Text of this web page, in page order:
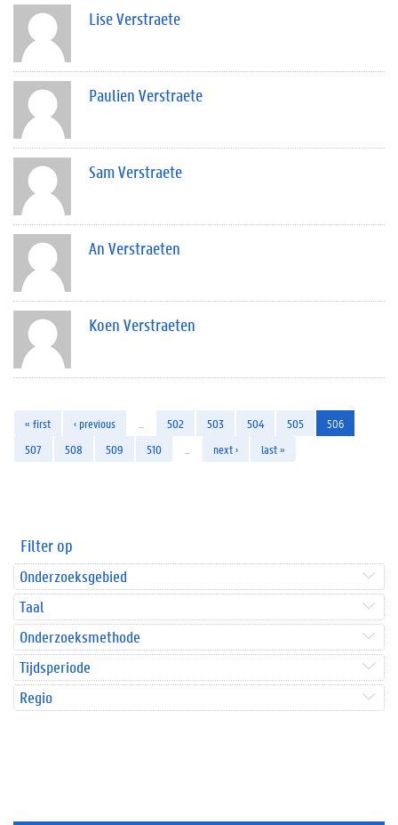
Lise Verstraete
Paulien Verstraete
Sam Verstraete
An Verstraeten
Koen Verstraeten
« first ‹ previous 502 503 504 505
506
507
508 509 510 next › last »
Filter op
Onderzoeksgebied
Taal
Onderzoeksmethode
Tijdsperiode
Regio